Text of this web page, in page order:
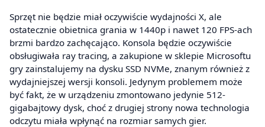
Sprzęt nie będzie miał oczywiście wydajności X, ale
ostatecznie obietnica grania w 1440p i nawet 120 FPS-ach
brzmi bardzo zachęcająco. Konsola będzie oczywiście
obsługiwała ray tracing, a zakupione w sklepie Microsoftu
gry zainstalujemy na dysku SSD NVMe, znanym również z
wydajniejszej wersji konsoli. Jedynym problemem może
być fakt, że w urządzeniu zmontowano jedynie 512-
gigabajtowy dysk, choć z drugiej strony nowa technologia
odczytu miała wpłynąć na rozmiar samych gier.